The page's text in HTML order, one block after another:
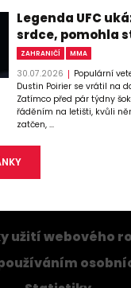
Legenda UFC
srdce, pomohla
ZAHRANIČÍ MMA
30.07.2026
Populární
Dustin Poirier se vrátil na
Zatímco před pár týdny
řáděním na letišti, kvůli
zatčen, ...
užití webového